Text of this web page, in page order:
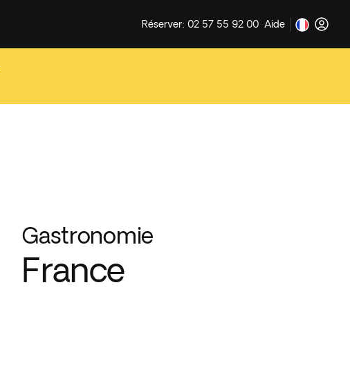
Réserver: 02 57 55 92 00 Aide
Gastronomie
France